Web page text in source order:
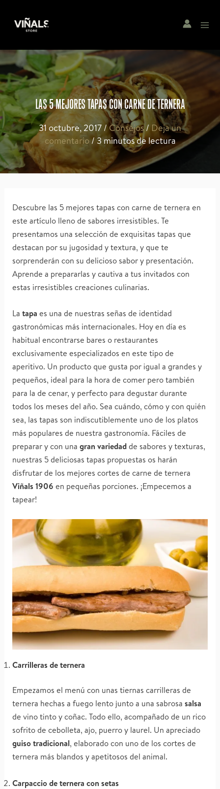
contenido
Menu
LAS 5 MEJORES TAPAS CON CARNE DE TERNERA
31 octubre, 2017 / Consejos/Deja un
comentario/ 3 minutos de lectura
Descubre las 5 mejores tapas con carne de ternera en
este artículo lleno de sabores irresistibles. Te
presentamos una selección de exquisitas tapas que
destacan por su jugosidad y textura, y que te
sorprenderán con su delicioso sabor y presentación.
Aprende a prepararlas y cautiva a tus invitados con
estas irresistibles creaciones culinarias.
Latapaes una de nuestras señas de identidad
gastronómicas más internacionales. Hoy en día es
habitual encontrarse bares o restaurantes
exclusivamente especializados en este tipo de
aperitivo. Un producto que gusta por igual a grandes y
pequeños, ideal para la hora de comer pero también
para la de cenar, y perfecto para degustar durante
todos los meses del año. Sea cuándo, cómo y con quién
sea, las tapas son indiscutiblemente uno de los platos
más populares de nuestra gastronomía. Fáciles de
preparar y con unagran variedadde sabores y texturas,
nuestras 5 deliciosas tapas propuestas os harán
disfrutar de los mejores cortes de carne de ternera
Viñals 1906en pequeñas porciones. ¡Empecemos a
tapear!
Carrilleras de ternera
Empezamos el menú con unas tiernas carrilleras de
ternera hechas a fuego lento junto a una sabrosasalsa
de vino tinto y coñac. Todo ello, acompañado de un rico
sofrito de cebolleta, ajo, puerro y laurel. Un apreciado
guiso tradicional, elaborado con uno de los cortes de
ternera más blandos y apetitosos del animal.
Carpaccio de ternera con setas